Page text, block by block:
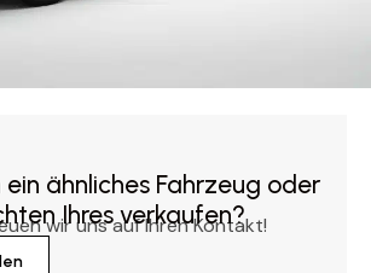
ein ähnliches Fahrzeug oder
Ihres verkaufen?
wir uns auf Ihren Kontakt!